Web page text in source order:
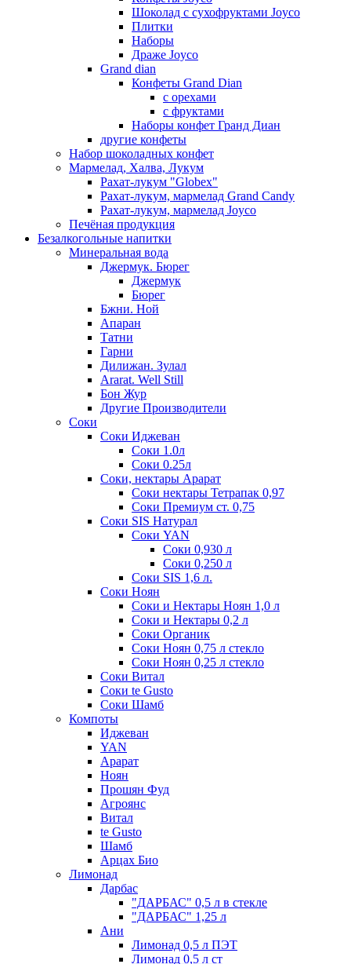
Шоколад с сухофруктами Joyco
Плитки
Наборы
Драже Joyco
Grand dian
Конфеты Grand Dian
с орехами
с фруктами
Наборы конфет Гранд Диан
другие конфеты
Набор шоколадных конфет
Мармелад, Халва, Лукум
Рахат-лукум "Globex"
Рахат-лукум, мармелад Grand Candy
Рахат-лукум, мармелад Joyco
Печёная продукция
Безалкогольные напитки
Минеральная вода
Джермук. Бюрег
Джермук
Бюрег
Бжни. Ной
Апаран
Татни
Гарни
Дилижан. Зулал
Ararat. Well Still
Бон Жур
Другие Производители
Соки
Соки Иджеван
Соки 1.0л
Соки 0.25л
Соки, нектары Арарат
Соки нектары Тетрапак 0,97
Соки Премиум ст. 0,75
Соки SIS Натурал
Соки YAN
Соки 0,930 л
Соки 0,250 л
Соки SIS 1,6 л.
Соки Ноян
Соки и Нектары Ноян 1,0 л
Соки и Нектары 0,2 л
Соки Органик
Соки Ноян 0,75 л стекло
Соки Ноян 0,25 л стекло
Соки Витал
Соки te Gusto
Соки Шамб
Компоты
Иджеван
YAN
Арарат
Ноян
Прошян Фуд
Агроянс
Витал
te Gusto
Шамб
Арцах Био
Лимонад
Дарбас
"ДАРБАС" 0,5 л в стекле
"ДАРБАС" 1,25 л
Ани
Лимонад 0,5 л ПЭТ
Лимонад 0,5 л ст